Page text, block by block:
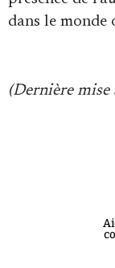
dans le monde
(Dernière